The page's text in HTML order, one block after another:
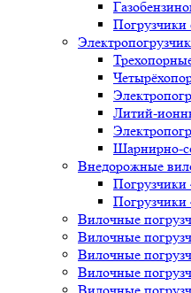
Погрузчики
Литий-
Шарнирно-
Внедорожные
Погрузчики
Погрузчики
Вилочные
Вилочные
Вилочные
Вилочные